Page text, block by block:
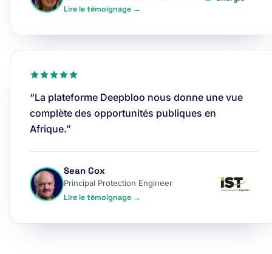
Lire le témoignage →
“La plateforme Deepbloo nous donne une vue
complète des opportunités publiques en
Afrique.”
Sean Cox
Principal Protection Engineer
Lire le témoignage →